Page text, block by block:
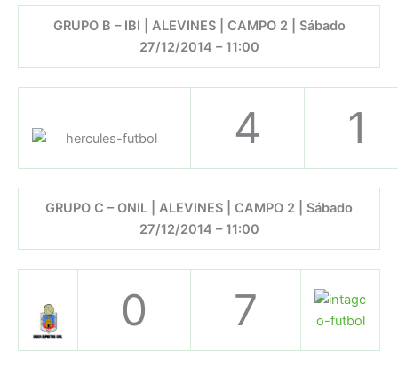
GRUPO B – IBI | ALEVINES | CAMPO 2 | Sábado
27/12/2014 – 11:00
4 1
GRUPO C – ONIL | ALEVINES | CAMPO 2 | Sábado
27/12/2014 – 11:00
0 7